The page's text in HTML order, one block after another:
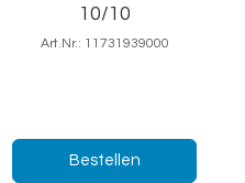
10/10
Art.Nr.: 11731939000
Bestellen